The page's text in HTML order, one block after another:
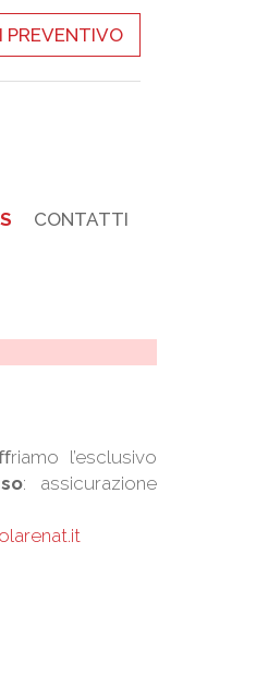
PREVENTIVO
CONTATTI
l’esclusivo
: assicurazione